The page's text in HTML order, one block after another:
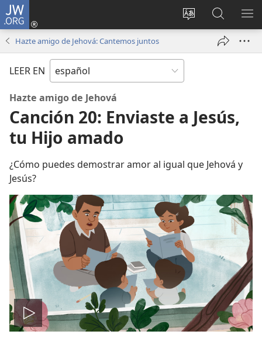
JW.ORG
Cambiar
del sitio
Iniciar
sesión
nueva
en
jw.org
Hazte amigo de Jehová: Cantemos juntos
LEER EN
Hazte amigo de Jehová
Canción 20: Enviaste a Jesús,
tu Hijo amado
¿Cómo puedes demostrar amor al igual que Jehová y
Jesús?
Reproducir